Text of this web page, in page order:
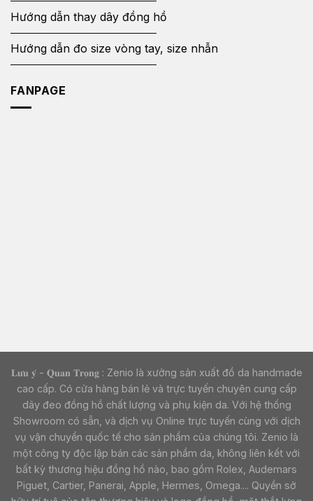
Hướng dẫn thay dây đồng hồ
Hướng dẫn đo size vòng tay, size nhẫn
FANPAGE
𝐋𝐮̛𝐮 𝐲́ - 𝐐𝐮𝐚𝐧 𝐓𝐫𝐨̣𝐧𝐠 : Zenio là xưởng sản xuất đồ da handmade
cao cấp. Có cửa hàng bán lẻ và trực tuyến chuyên cung cấp
dây đeo đồng hồ chất lượng và phụ kiện da. Với hệ thống
Showroom có sẵn, và dịch vụ Online trực tuyến cùng với dịch
vụ vận chuyển quốc tế cho sản phẩm của chúng tôi. Zenio là
một công ty độc lập bán các sản phẩm da, không liên kết với
bất kỳ thương hiệu đồng hồ nào, bao gồm Rolex, Audemars
Piguet, Cartier, Panerai, Apple, Hermes, Omega.... Quyền sở